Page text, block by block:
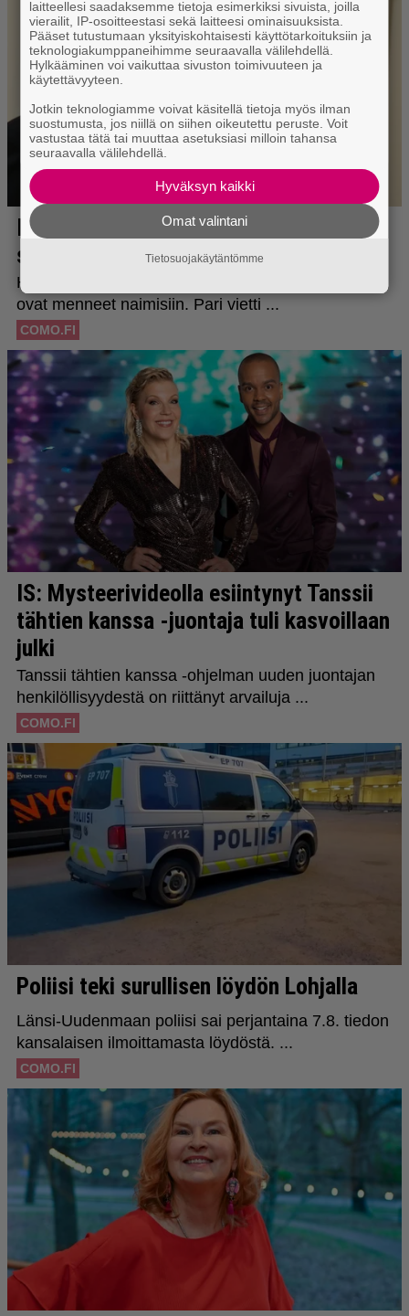
laitteellesi saadaksemme tietoja esimerkiksi sivuista, joilla
vierailit, IP-osoitteestasi sekä laitteesi ominaisuuksista.
Pääset tutustumaan yksityiskohtaisesti käyttötarkoituksiin ja
teknologiakumppaneihimme seuraavalla välilehdellä.
Hylkääminen voi vaikuttaa sivuston toimivuuteen ja
käytettävyyteen.
Jotkin teknologiamme voivat käsitellä tietoja myös ilman
suostumusta, jos niillä on siihen oikeutettu peruste. Voit
vastustaa tätä tai muuttaa asetuksiasi milloin tahansa
seuraavalla välilehdellä.
Hyväksyn kaikki
Omat valintani
Tietosuojakäytäntömme